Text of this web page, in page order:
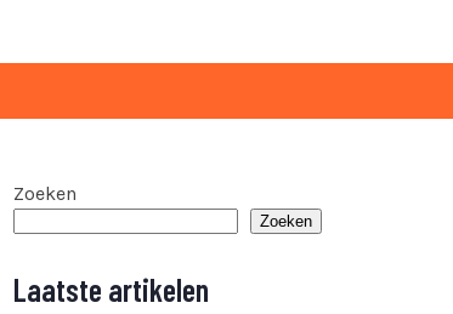
Zoeken
Zoeken
Laatste artikelen